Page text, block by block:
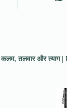
कलम, तलवार और त्याग